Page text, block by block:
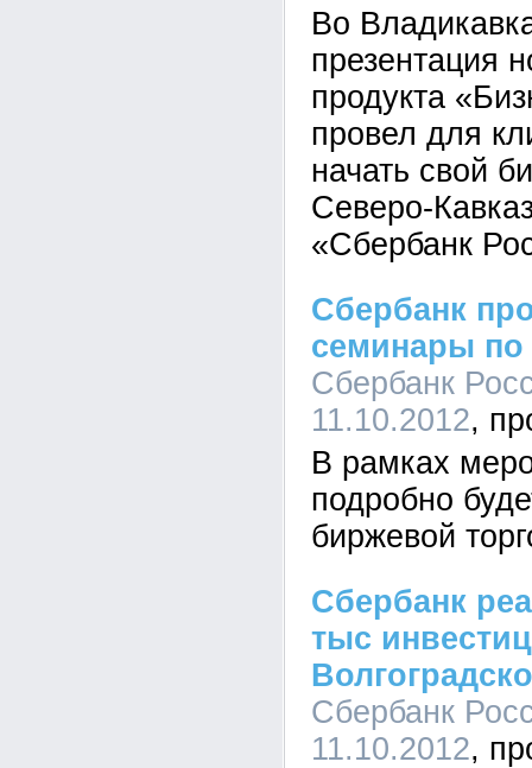
Во
презентация
продукта
провел для
начать свой
Северо-
«Сбербанк
Сбербанк
семинары
Сбербанк
11.10.2012
В рамках
подробно
биржевой
Сбербанк
тыс
Сбербанк
11.10.2012